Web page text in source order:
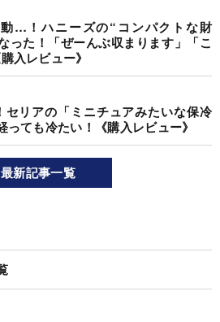
…！ハニーズの“コンパクトな財
った！「ぜーんぶ収まります」「こ
入レビュー》
リアの「ミニチュアみたいな保冷
ても冷たい！《購入レビュー》
最新記事一覧